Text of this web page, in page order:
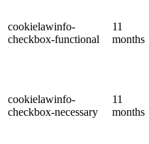
cookielawinfo-
checkbox-functional
11
months
cookielawinfo-
checkbox-necessary
11
months